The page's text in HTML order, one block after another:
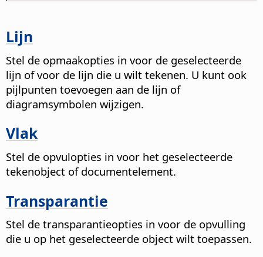
Lijn
Stel de opmaakopties in voor de geselecteerde
lijn of voor de lijn die u wilt tekenen. U kunt ook
pijlpunten toevoegen aan de lijn of
diagramsymbolen wijzigen.
Vlak
Stel de opvulopties in voor het geselecteerde
tekenobject of documentelement.
Transparantie
Stel de transparantieopties in voor de opvulling
die u op het geselecteerde object wilt toepassen.